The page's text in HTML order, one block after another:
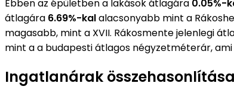
Ebben az épületben a lakások átlagára 0.05%-
átlagára 6.69%-kalalacsonyabb mint a
magasabb, mint a XVII. Rákosmente jelenlegi
mint a a budapesti átlagos négyzetméterár, ami
Ingatlanárak összehasonlítása